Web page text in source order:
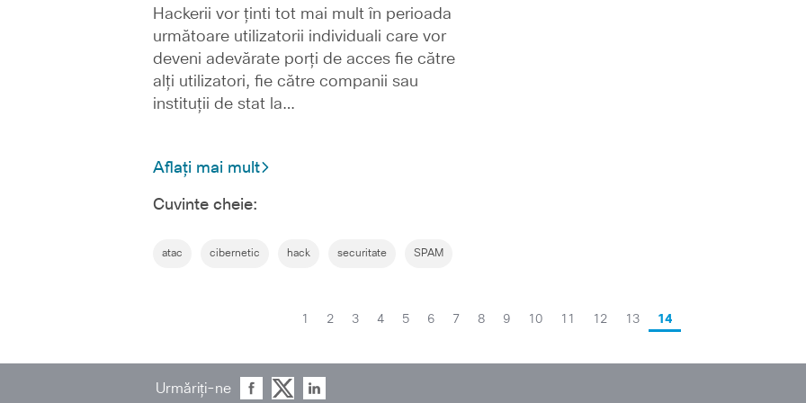
Hackerii vor ținti tot mai mult în perioada
următoare utilizatorii individuali care vor
deveni adevărate porți de acces fie către
alți utilizatori, fie către companii sau
instituții de stat la…
Aflați mai mult
Cuvinte cheie:
atac cibernetic hack securitate SPAM
1 2 3 4 5 6 7 8 9 10 11 12 13 14
Urmăriți-ne